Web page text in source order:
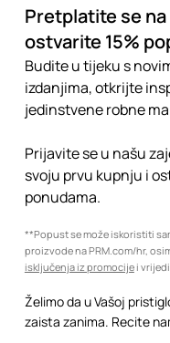
Pretplatite se
ostvarite 15%
Budite u tijeku s
izdanjima, otkrijte
jedinstvene robne
Prijavite se u našu
svoju prvu kupnju i
ponudama.
**Popust se može iskoristiti
proizvode na PRM.com/hr,
isključenja iz promocijei vrijedi
Želimo da u Vašoj
zaista zanima. Recite